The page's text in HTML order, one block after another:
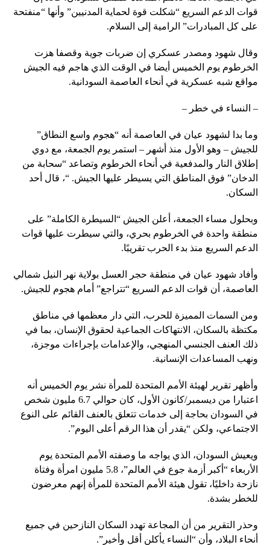
قوات الدعم السريع “شكلت قوة لحماية المدنيين” وأنها “منفتحة
على كل المبادرات” الرامية إلى السلام.
وقال شهود ومصدر عسكري إن ضربات جوية وقصفا هزت
الخرطوم يوم الخميس أيضا في الوقت الذي هاجم فيه الجيش
مواقع شبه عسكرية في أنحاء العاصمة السودانية.
– النساء في خطر –
وما بدا لشهود عيان في العاصمة أنه “هجوم واسع النطاق”
للجيش – وهو الأول منذ أشهر – استمر يوم الجمعة، مع دوي
إطلاق النار والمدفعية في أنحاء الخرطوم وتصاعد “سحابة من
الدخان” فوق المناطق التي يسيطر عليها الجيش. “، قال أحد
السكان.
وبحلول مساء الجمعة، أعلن الجيش “السيطرة الكاملة” على
منطقة واحدة في الخرطوم بحري، والتي سيطرت عليها قوات
الدعم السريع منذ بدء الحرب تقريبًا.
وأفاد شهود عيان في منطقة حجر العسل بولاية نهر النيل شمالي
العاصمة، أن قوات الدعم السريع “تتراجع” أمام هجوم للجيش.
ومن السمات المميزة للحرب، التي دار معظمها في مناطق
مكتظة بالسكان، الانتهاكات الجماعية لحقوق الإنسان، بما في
ذلك العنف الجنسي المنهجي، والإعدامات بإجراءات موجزة،
ونهب المساعدات الإنسانية.
وأظهر تقرير لهيئة الأمم المتحدة للمرأة نشر يوم الخميس أنه
اعتبارا من ديسمبر/كانون الأول، كان حوالي 6.7 مليون شخص
في السودان بحاجة إلى خدمات تتعلق بالعنف القائم على النوع
الاجتماعي، ولكن “يقدر أن هذا الرقم أعلى اليوم”.
ويعيش السودان، الذي يواجه ما وصفته الأمم المتحدة يوم
الأربعاء “أكبر أزمة جوع في العالم”، 5.8 مليون امرأة وفتاة
نازحة داخليًا، تقول هيئة الأمم المتحدة للمرأة إنهم معرضون
للخطر بشدة.
وحذر التقرير من أن المجاعة تهدد السكان النازحين في جميع
أنحاء البلاد، وأن “النساء يأكلن أقل وأخير”.